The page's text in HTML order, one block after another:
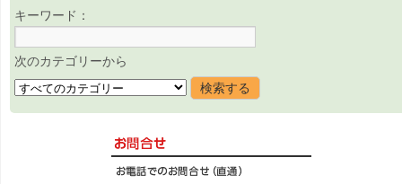
キーワード：
次のカテゴリーから